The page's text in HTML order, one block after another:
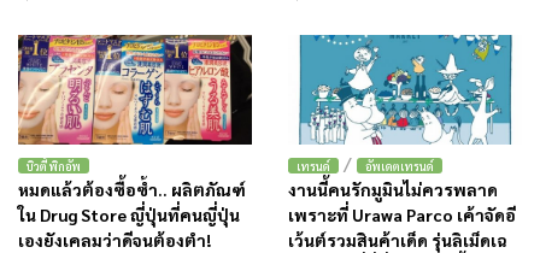
บิวตี้ พิกอัพ
หมดแล้วต้องซื้อซ้ำ.. ผลิตภัณฑ์
ใน Drug Store ญี่ปุ่นที่คนญี่ปุ่น
เองยังเคลมว่าดีจนต้องตำ!
เทรนด์ / อัพเดตเทรนด์
งานนี้คนรักมูมินไม่ควรพลาด
เพราะที่ Urawa Parco เค้าจัดอี
เว้นต์รวมสินค้าเด็ด รุ่นลิเม็ดเฉ